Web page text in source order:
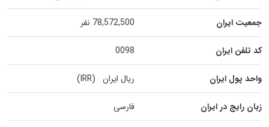
جمعیت ایران 78,572,500 نفر
کد تلفن ایران 0098
واحد پول ایران ریال ایران (IRR)
زبان رایج در ایران فارسی